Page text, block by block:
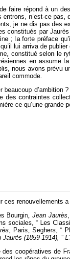
faire répond à un
entrons, n’est-ce
je ne dis pas des
constitués par
; la forte préface
lui arriva de
constitué selon le
en assume
nous avons prévu
commode.
beaucoup
des contraintes
ce qu’une grande
ces renouvellements
Bourgin,Jean Jaurès
sociales, “ Les
, Paris, Seghers, “
Jaurès (1859-1914), “
des coopératives de